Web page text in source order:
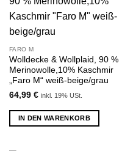
Wunschliste
FARO M
Wolldecke & Wollplaid, 90 %
Merinowolle,10% Kaschmir
„Faro M“ weiß-beige/grau
64,99 € inkl. 19% USt.
IN DEN WARENKORB